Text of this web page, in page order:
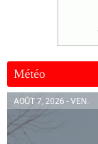
Météo
AOÛT 7, 2026 - VEN.